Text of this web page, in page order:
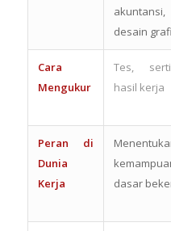
akuntansi,
desain
Cara
Mengukur
Tes,
hasil kerja
Peran di
Dunia
Kerja
dasar